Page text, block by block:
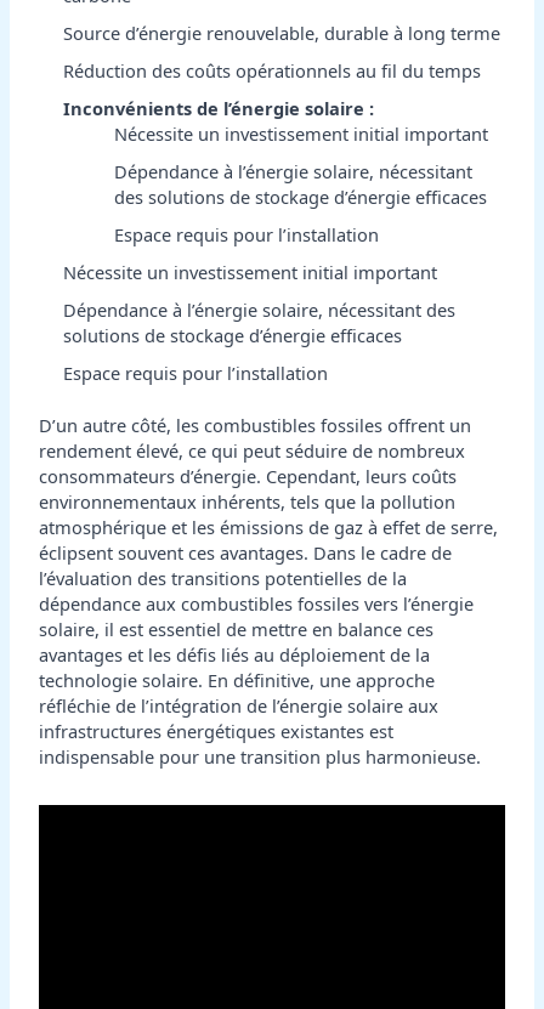
Source d’énergie renouvelable, durable à long terme
Réduction des coûts opérationnels au fil du temps
Inconvénients de l’énergie solaire :
Nécessite un investissement initial important
Dépendance à l’énergie solaire, nécessitant
des solutions de stockage d’énergie efficaces
Espace requis pour l’installation
Nécessite un investissement initial important
Dépendance à l’énergie solaire, nécessitant des
solutions de stockage d’énergie efficaces
Espace requis pour l’installation
D’un autre côté, les combustibles fossiles offrent un
rendement élevé, ce qui peut séduire de nombreux
consommateurs d’énergie. Cependant, leurs coûts
environnementaux inhérents, tels que la pollution
atmosphérique et les émissions de gaz à effet de serre,
éclipsent souvent ces avantages. Dans le cadre de
l’évaluation des transitions potentielles de la
dépendance aux combustibles fossiles vers l’énergie
solaire, il est essentiel de mettre en balance ces
avantages et les défis liés au déploiement de la
technologie solaire. En définitive, une approche
réfléchie de l’intégration de l’énergie solaire aux
infrastructures énergétiques existantes est
indispensable pour une transition plus harmonieuse.